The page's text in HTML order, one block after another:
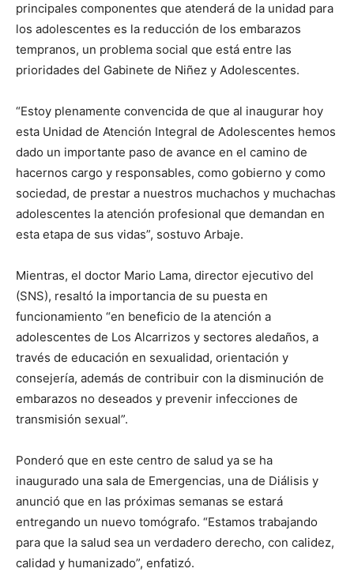
principales componentes que atenderá de la unidad para
los adolescentes es la reducción de los embarazos
tempranos, un problema social que está entre las
prioridades del Gabinete de Niñez y Adolescentes.
“Estoy plenamente convencida de que al inaugurar hoy
esta Unidad de Atención Integral de Adolescentes hemos
dado un importante paso de avance en el camino de
hacernos cargo y responsables, como gobierno y como
sociedad, de prestar a nuestros muchachos y muchachas
adolescentes la atención profesional que demandan en
esta etapa de sus vidas”, sostuvo Arbaje.
Mientras, el doctor Mario Lama, director ejecutivo del
(SNS), resaltó la importancia de su puesta en
funcionamiento “en beneficio de la atención a
adolescentes de Los Alcarrizos y sectores aledaños, a
través de educación en sexualidad, orientación y
consejería, además de contribuir con la disminución de
embarazos no deseados y prevenir infecciones de
transmisión sexual”.
Ponderó que en este centro de salud ya se ha
inaugurado una sala de Emergencias, una de Diálisis y
anunció que en las próximas semanas se estará
entregando un nuevo tomógrafo. “Estamos trabajando
para que la salud sea un verdadero derecho, con calidez,
calidad y humanizado”, enfatizó.